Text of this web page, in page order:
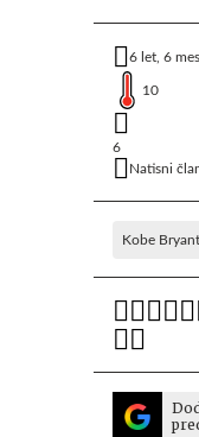
6 let, 6
10
6
Natisni
Kobe Bryant